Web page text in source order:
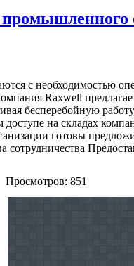
с необходимостью
Raxwell
бесперебойную
на складах
готовы
сотрудничества
Просмотров: 851